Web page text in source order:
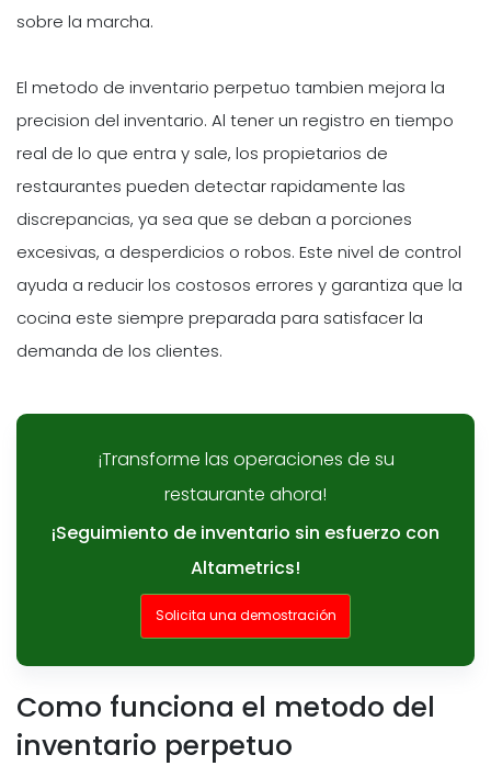
sobre la marcha.
El metodo de inventario perpetuo tambien mejora la
precision del inventario. Al tener un registro en tiempo
real de lo que entra y sale, los propietarios de
restaurantes pueden detectar rapidamente las
discrepancias, ya sea que se deban a porciones
excesivas, a desperdicios o robos. Este nivel de control
ayuda a reducir los costosos errores y garantiza que la
cocina este siempre preparada para satisfacer la
demanda de los clientes.
¡Transforme las operaciones de su
restaurante ahora!
¡Seguimiento de inventario sin esfuerzo con
Altametrics!
Solicita una demostración
Como funciona el metodo del
inventario perpetuo